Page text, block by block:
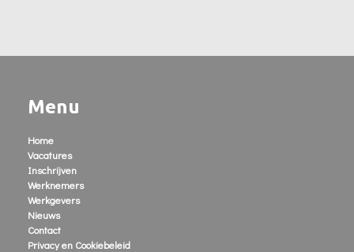
Menu
Home
Vacatures
Inschrijven
Werknemers
Werkgevers
Nieuws
Contact
Privacy en Cookiebeleid